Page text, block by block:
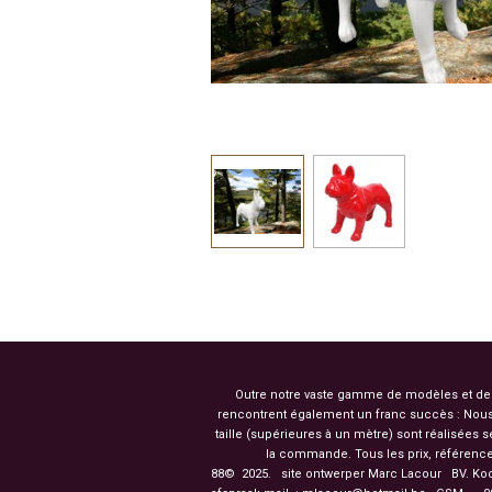
Outre notre vaste gamme de modèles et
rencontrent également un franc succès :
taille (supérieures à un mètre) sont réalisées
la commande. Tous les prix,
88© 2025. site ontwerper Marc Lacour BV.